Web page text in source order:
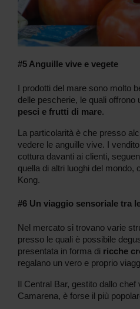
#5 Anguille vive e vegete
I prodotti del mare sono molto
delle pescherie, le quali offrono
pesci e frutti di mare.
La particolarità è che presso
vedere le anguille vive. I
cottura davanti ai clienti,
quella di altri luoghi del mondo,
Kong.
#6 Un viaggio sensoriale tra
Nel mercato si trovano varie
presso le quali è possibile
presentata in forma di ricche
regalano un vero e proprio
Il Central Bar, gestito dallo
Camarena, è forse il più